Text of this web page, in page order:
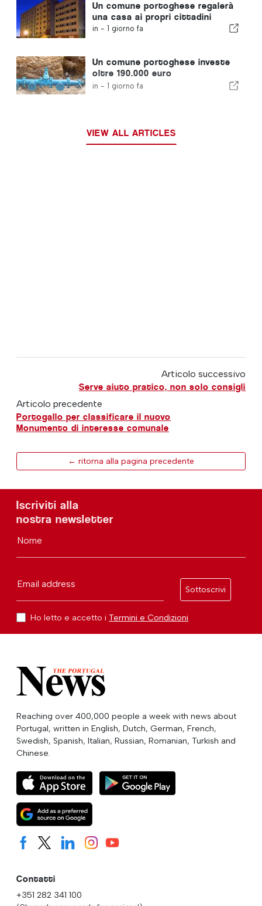
Un comune portoghese regalerà
una casa ai propri cittadini
in - 1 giorno fa
Un comune portoghese investe
oltre 190.000 euro
nell'approvvigionamento idrico
in - 1 giorno fa
VIEW ALL ARTICLES
Articolo successivo
Serve aiuto pratico, non solo consigli
Articolo precedente
Portogallo per classificare il nuovo
Monumento di interesse comunale
← ritorna alla pagina precedente
Iscriviti alla
nostra newsletter
Nome
Email address
Sottoscrivi
Ho letto e accetto i Termini e Condizioni
Reaching over 400,000 people a week with news about
Portugal, written in English, Dutch, German, French,
Swedish, Spanish, Italian, Russian, Romanian, Turkish and
Chinese.
Contatti
+351 282 341 100